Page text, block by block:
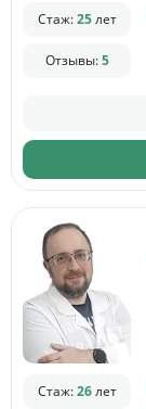
Стаж:25лет
Отзывы:5
Стаж:26лет